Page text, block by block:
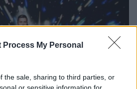
Process My Personal
the sale, sharing to third parties, or
or sensitive information for